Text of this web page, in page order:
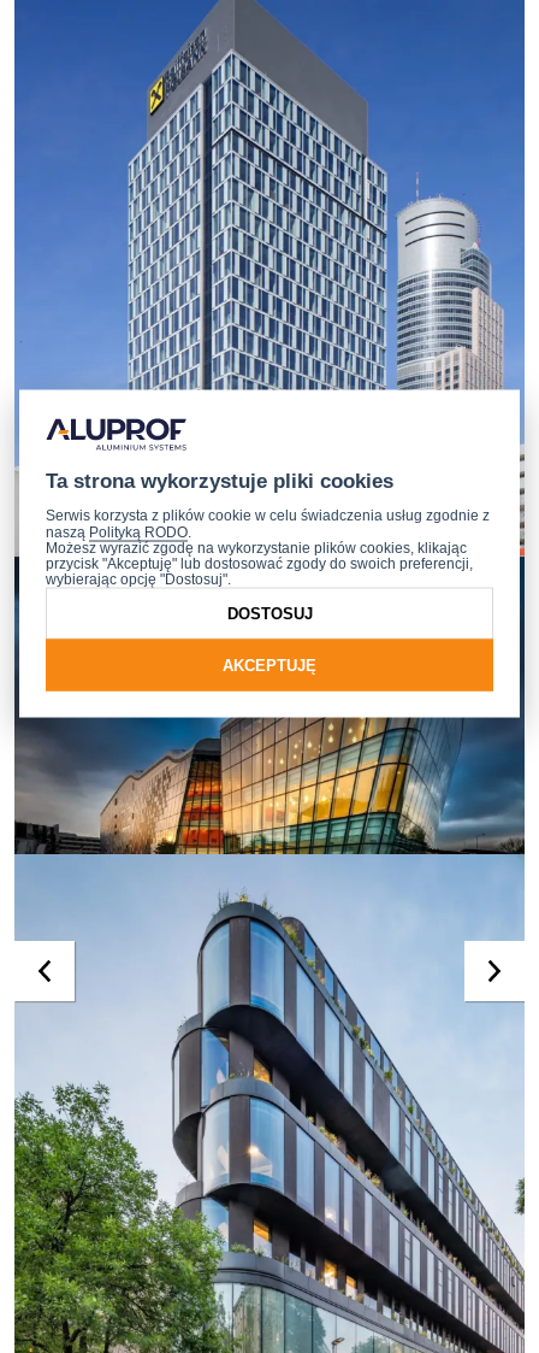
Ta strona wykorzystuje pliki cookies
Serwis korzysta z plików cookie w celu świadczenia usług zgodnie z
naszą Polityką RODO
Możesz wyrazić zgodę na wykorzystanie plików cookies, klikając
przycisk "Akceptuję" lub dostosować zgody do swoich preferencji,
wybierając opcję "Dostosuj".
AKCEPTUJĘ
DOSTOSUJ